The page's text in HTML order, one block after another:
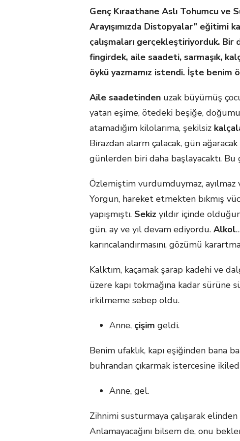
Genç Kıraathane Aslı Tohumcu ve
Arayışımızda Distopyalar” eğitimi
çalışmaları gerçekleştiriyorduk.
fingirdek, aile saadeti, sarmaşık,
öykü yazmamız istendi. İşte benim
Aile saadetinden uzak büyümüş
yatan eşime, ötedeki beşiğe,
atamadığım kilolarıma, şekilsiz
Birazdan alarm çalacak, gün
günlerden biri daha başlayacaktı. Bu
Özlemiştim vurdumduymaz, ayılmaz
Yorgun, hareket etmekten bıkmış
yapışmıştı. Sekiz yıldır içinde
gün, ay ve yıl devam ediyordu. Alkol
karıncalandırmasını, gözümü
Kalktım, kaçamak şarap kadehi ve
üzere kapı tokmağına kadar
irkilmeme sebep oldu.
Anne, çişim geldi.
Benim ufaklık, kapı eşiğinden bana
buhrandan çıkarmak istercesine
Anne, gel.
Zihnimi susturmaya çalışarak
Anlamayacağını bilsem de, onu